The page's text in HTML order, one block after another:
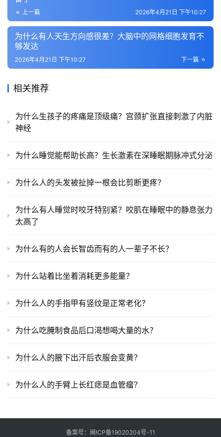
上一篇 2026年4月21日 下午10:27
为什么有人天生方向感很差？大脑中的网格细胞发育不
够发达
下一篇
2026年4月21日 下午10:27
相关推荐
为什么生孩子的疼痛是顶级痛？宫颈扩张直接刺激了内脏
神经
为什么睡觉能帮助长高？生长激素在深睡眠期脉冲式分泌
为什么人的头发被扯掉一根会比剪断更疼？
为什么有人睡觉时咬牙特别紧？咬肌在睡眠中的静息张力
太高了
为什么有的人会长智齿而有的人一辈子不长？
为什么站着比坐着消耗更多能量？
为什么人的手指甲有竖纹是正常老化？
为什么吃腌制食品后口渴想喝大量的水？
为什么人的腋下出汗后衣服会变黄？
为什么人的手臂上长红痣是血管瘤？
备案号： 闽ICP备19020204号-11